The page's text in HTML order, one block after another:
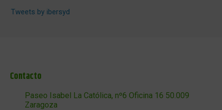
Tweets by ibersyd
Contacto
Paseo Isabel La Católica, nº6 Oficina 16 50.009
Zaragoza